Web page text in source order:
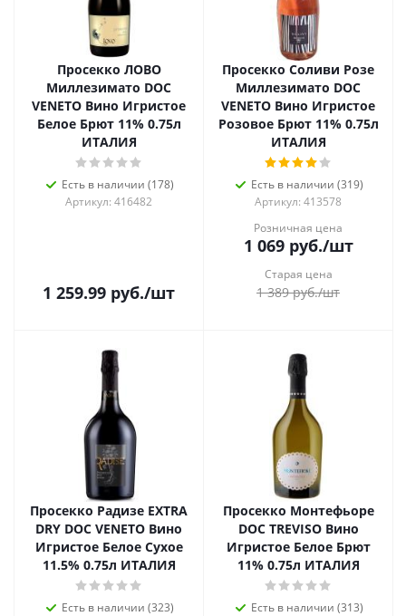
Просекко ЛОВО
Миллезимато DOC
VENETO Вино Игристое
Белое Брют 11% 0.75л
ИТАЛИЯ
Есть в наличии (178)
Артикул: 416482
1 259.99 руб./шт
Просекко Соливи Розе
Миллезимато DOC
VENETO Вино Игристое
Розовое Брют 11% 0.75л
ИТАЛИЯ
Есть в наличии (319)
Артикул: 413578
Розничная цена
1 069руб./шт
Старая цена
1 389руб./шт
Просекко Радизе EXTRA
DRY DOC VENETO Вино
Игристое Белое Сухое
11.5% 0.75л ИТАЛИЯ
Есть в наличии (323)
Просекко Монтефьоре
DOC TREVISO Вино
Игристое Белое Брют
11% 0.75л ИТАЛИЯ
Есть в наличии (313)